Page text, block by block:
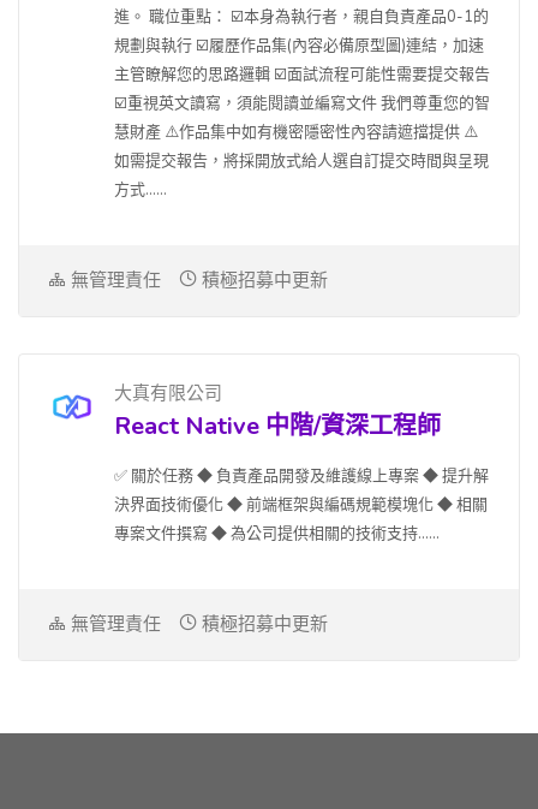
進。 職位重點： ☑️本身為執行者，親自負責產品0-1的
規劃與執行 ☑️履歷作品集(內容必備原型圖)連結，加速
主管瞭解您的思路邏輯 ☑️面試流程可能性需要提交報告
☑️重視英文讀寫，須能閱讀並編寫文件 我們尊重您的智
慧財產 ⚠️作品集中如有機密隱密性內容請遮擋提供 ⚠️
如需提交報告，將採開放式給人選自訂提交時間與呈現
方式......
無管理責任 積極招募中更新
大真有限公司
React Native 中階/資深工程師
✅ 關於任務 ◆ 負責產品開發及維護線上專案 ◆ 提升解
決界面技術優化 ◆ 前端框架與編碼規範模塊化 ◆ 相關
專案文件撰寫 ◆ 為公司提供相關的技術支持......
無管理責任 積極招募中更新